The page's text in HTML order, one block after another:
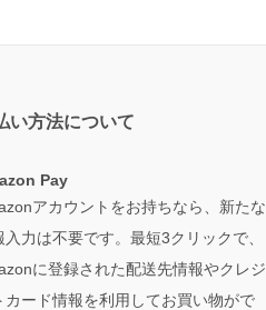
い方法について
Pay
アカウントをお持ちなら、新たな
入力は不要です。最短3クリックで、
に登録された配送先情報やクレジ
カード情報を利用してお買い物がで